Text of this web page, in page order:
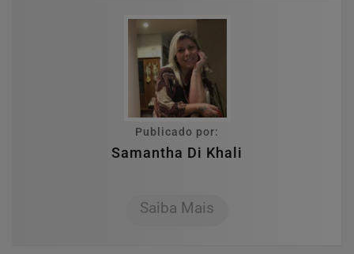
Publicado por:
Samantha Di Khali
Saiba Mais